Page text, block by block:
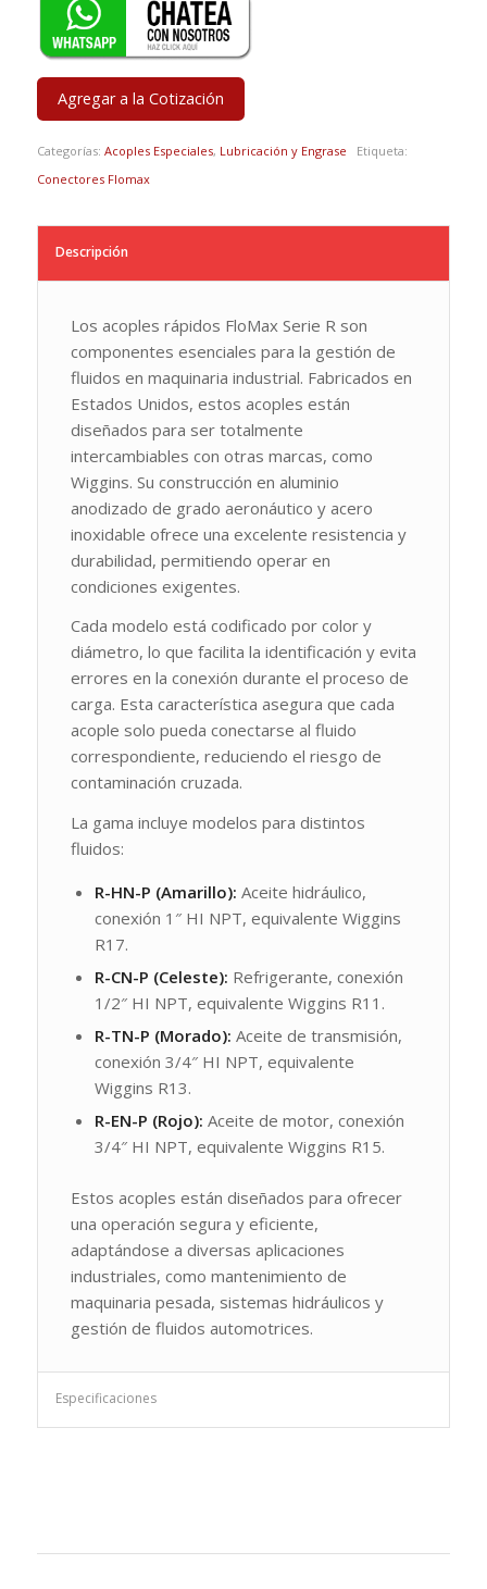
Agregar a la Cotización
Categorías: Acoples Especiales, Lubricación y Engrase
Etiqueta:
Conectores Flomax
Descripción
Los acoples rápidos FloMax Serie R son
componentes esenciales para la gestión de
fluidos en maquinaria industrial. Fabricados en
Estados Unidos, estos acoples están
diseñados para ser totalmente
intercambiables con otras marcas, como
Wiggins. Su construcción en aluminio
anodizado de grado aeronáutico y acero
inoxidable ofrece una excelente resistencia y
durabilidad, permitiendo operar en
condiciones exigentes.
Cada modelo está codificado por color y
diámetro, lo que facilita la identificación y evita
errores en la conexión durante el proceso de
carga. Esta característica asegura que cada
acople solo pueda conectarse al fluido
correspondiente, reduciendo el riesgo de
contaminación cruzada.
La gama incluye modelos para distintos
fluidos:
R-HN-P (Amarillo): Aceite hidráulico,
conexión 1″ HI NPT, equivalente Wiggins
R17.
R-CN-P (Celeste): Refrigerante, conexión
1/2″ HI NPT, equivalente Wiggins R11.
R-TN-P (Morado): Aceite de transmisión,
conexión 3/4″ HI NPT, equivalente
Wiggins R13.
R-EN-P (Rojo): Aceite de motor, conexión
3/4″ HI NPT, equivalente Wiggins R15.
Estos acoples están diseñados para ofrecer
una operación segura y eficiente,
adaptándose a diversas aplicaciones
industriales, como mantenimiento de
maquinaria pesada, sistemas hidráulicos y
gestión de fluidos automotrices.
Especificaciones